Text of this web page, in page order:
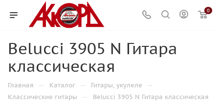
0
Belucci 3905 N Гитара
классическая
Главная — Каталог — Гитары, укулеле —
Классические гитары — Belucci 3905 N Гитара классическая